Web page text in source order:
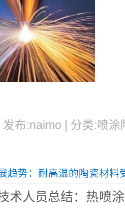
发布:naimo | 分类:喷
趋势：耐高温的陶瓷材料
术人员总结：热喷